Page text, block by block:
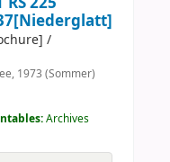
/
1973 (Sommer)
Archives